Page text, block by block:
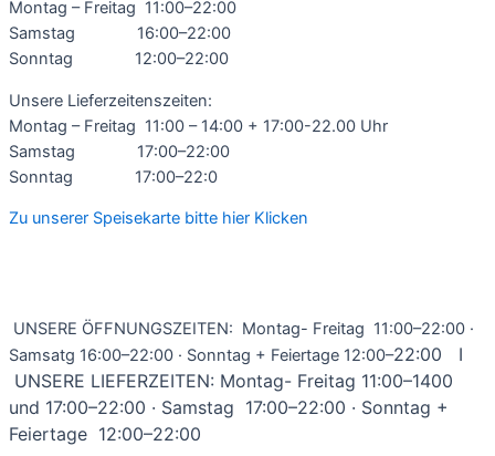
Montag – Freitag 11:00–22:00
Samstag 16:00–22:00
Sonntag 12:00–22:00
Unsere Lieferzeitenszeiten:
Montag – Freitag 11:00 – 14:00 + 17:00-22.00 Uhr
Samstag 17:00–22:00
Sonntag 17:00–22:0
Zu unserer Speisekarte bitte hier Klicken
UNSERE ÖFFNUNGSZEITEN: Montag- Freitag 11:00–22:00 ·
Samsatg 16:00–22:00 · Sonntag + Feiertage 12:00–22:00 I
UNSERE LIEFERZEITEN: Montag- Freitag 11:00–1400
und 17:00–22:00 · Samstag 17:00–22:00 · Sonntag +
Feiertage 12:00–22:00